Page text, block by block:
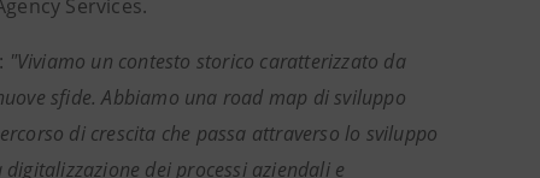
Services.
"Viviamo un contesto storico caratterizzato da
sfide. Abbiamo una road map di sviluppo
di crescita che passa attraverso lo sviluppo
dei processi aziendali e